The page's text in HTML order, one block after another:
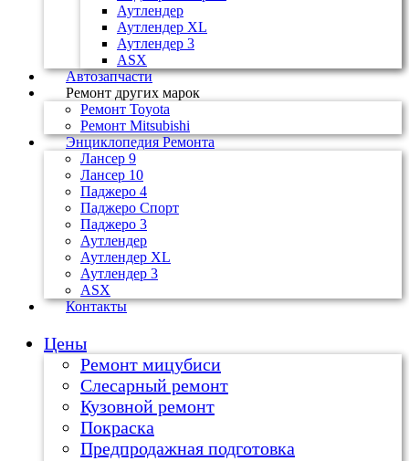
Аутлендер
Аутлендер ХL
Аутлендер 3
ASX
Автозапчасти
Ремонт других марок
Ремонт Toyota
Ремонт Mitsubishi
Энциклопедия Ремонта
Лансер 9
Лансер 10
Паджеро 4
Паджеро Спорт
Паджеро 3
Аутлендер
Аутлендер ХL
Аутлендер 3
ASX
Контакты
Цены
Ремонт мицубиси
Слесарный ремонт
Кузовной ремонт
Покраска
Предпродажная подготовка